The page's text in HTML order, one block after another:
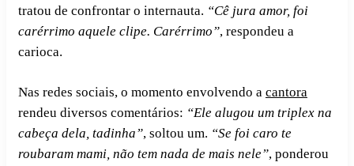
tratou de confrontar o internauta. “Cê jura amor, foi
carérrimo aquele clipe. Carérrimo”, respondeu a
carioca.
Nas redes sociais, o momento envolvendo a cantora
rendeu diversos comentários: “Ele alugou um triplex na
cabeça dela, tadinha”, soltou um. “Se foi caro te
roubaram mami, não tem nada de mais nele”, ponderou